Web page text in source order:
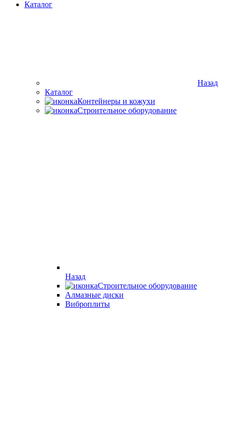
Каталог
Назад
Каталог
Контейнеры и кожухи
Строительное оборудование
Назад
Строительное оборудование
Алмазные диски
Виброплиты